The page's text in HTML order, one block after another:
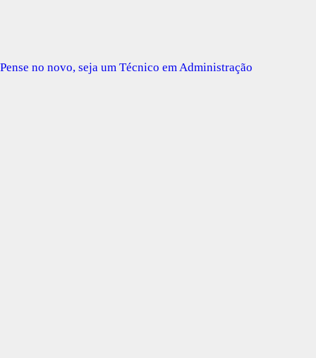
Pense no novo, seja um Técnico em Administração